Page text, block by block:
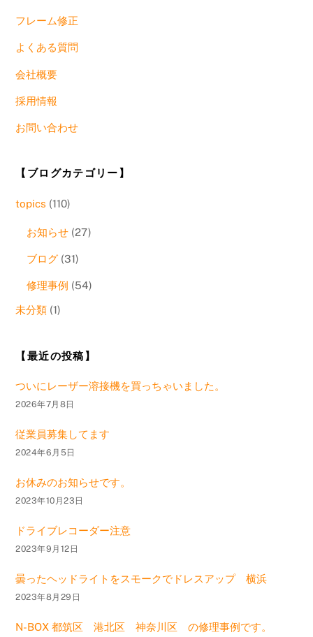
フレーム修正
よくある質問
会社概要
採用情報
お問い合わせ
【ブログカテゴリー】
topics (110)
お知らせ(27)
ブログ(31)
修理事例 (54)
未分類 (1)
【最近の投稿】
ついにレーザー溶接機を買っちゃいました。
2026年7月8日
従業員募集してます
2024年6月5日
お休みのお知らせです。
2023年10月23日
ドライブレコーダー注意
2023年9月12日
曇ったヘッドライトをスモークでドレスアップ 横浜
2023年8月29日
N-BOX 都筑区 港北区 神奈川区 の修理事例です。